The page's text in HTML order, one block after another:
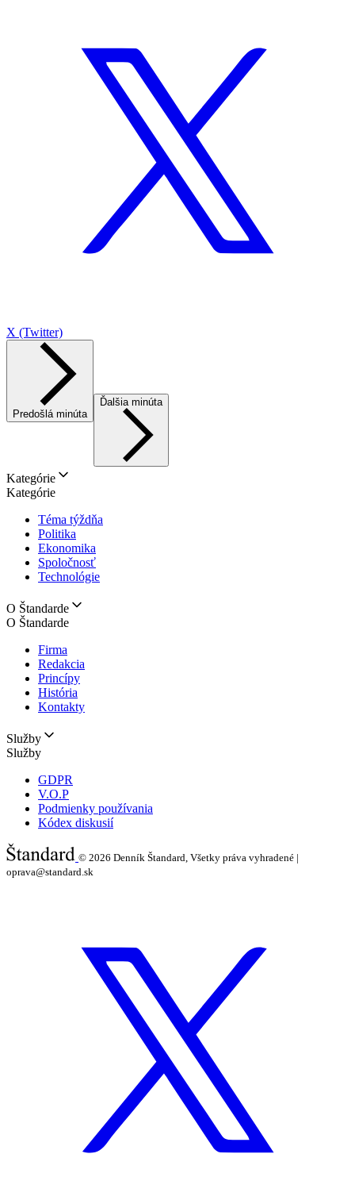
X (Twitter)
Predošlá minúta
Ďalšia minúta
Kategórie
Kategórie
Téma týždňa
Politika
Ekonomika
Spoločnosť
Technológie
O Štandarde
O Štandarde
Firma
Redakcia
Princípy
História
Kontakty
Služby
Služby
GDPR
V.O.P
Podmienky používania
Kódex diskusií
© 2026 Denník Štandard, Všetky práva vyhradené |
oprava@standard.sk